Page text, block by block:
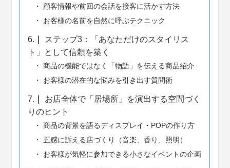
顧客情報や前回の会話を接客に活かす方法
お客様の名前を自然に呼ぶテクニック
6.
ステップ3：「あなただけのスタイリス
ト」として信頼を築く
商品の機能ではなく「物語」を伝える商品紹介
お客様の潜在的な悩みを引き出す質問術
7.
お店全体で「居場所」を演出する空間づく
りのヒント
商品の背景を語るディスプレイ・POPの作り方
五感に訴える店づくり（音楽、香り、照明）
お客様が気軽に参加できる小さなイベントの企画